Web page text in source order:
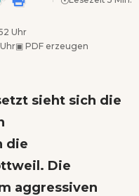
Uhr
▣ PDF erzeugen
sieht sich die
die
Die
aggressiven